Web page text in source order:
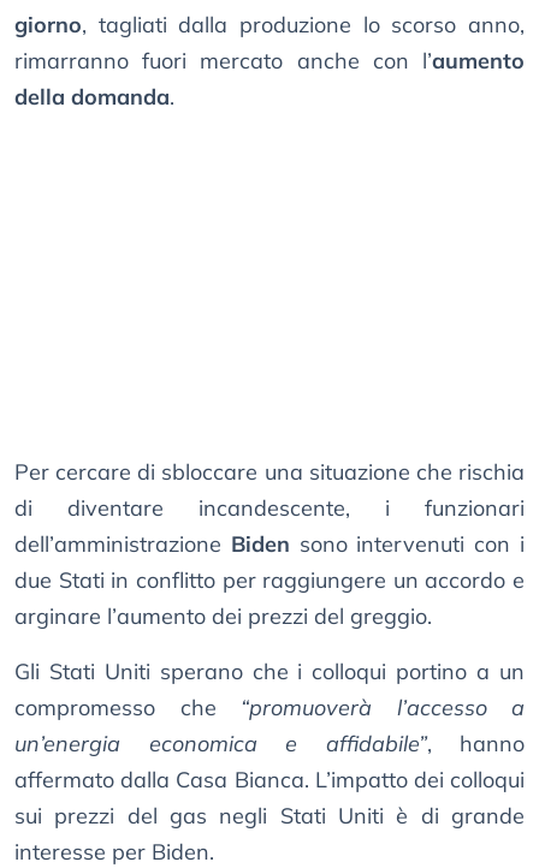
giorno, tagliati dalla produzione lo scorso anno,
rimarranno fuori mercato anche con l’aumento
della domanda.
Per cercare di sbloccare una situazione che rischia
di diventare incandescente, i funzionari
dell’amministrazione Biden sono intervenuti con i
due Stati in conflitto per raggiungere un accordo e
arginare l’aumento dei prezzi del greggio.
Gli Stati Uniti sperano che i colloqui portino a un
compromesso che “promuoverà l’accesso a
un’energia economica e affidabile”, hanno
affermato dalla Casa Bianca. L’impatto dei colloqui
sui prezzi del gas negli Stati Uniti è di grande
interesse per Biden.